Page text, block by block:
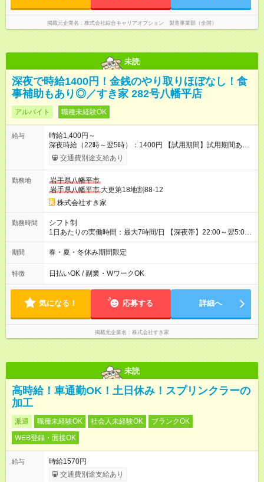
掲載元企業名 株式会社綜合キャリアオプション 製造事業部（全国）
未読
深夜で時給1400円！金銭のやり取りほぼなし！食
事補助もあり◎／すき家 282号八幡平店
アルバイト 職種未経験OK
給与
時給1,400円～
深夜時給（22時～翌5時）：1400円 【試用期間】試用期間あり
試用期間の長さ：1ヶ月 雇用形態、給与は本採用時と同じです。
試用期間の実態は30日（※条件変更なし）ですが、切り上げで
同時給）
交通費別途支給あり
勤務地
岩手県八幡平市
岩手県八幡平市 大更第18地割88-12
株式会社すき家
勤務時間
シフト制
1日あたりの実働時間：最大7時間/日 【深夜帯】22:00～翌5:00
週2日～・1日2h～OK◎ ※22:00から翌5:00までは18歳以上の方
のみ勤務可能です（18歳未満の深夜業務禁止のため） ★深夜で
す。 必ず、2名以上での勤務を行いますので、安心して働けま
す。
期間 春・夏・冬休み期間限定
特徴 日払いOK / 副業・WワークOK
気になる！ 応募する 詳細へ
掲載元企業名 株式会社すき家
未読
高時給！車通勤OK！土日休み！スプリンクラーの
加工
派遣 職種未経験OK 社会人未経験OK
ブランクOK
WEB登録・面接OK
給与
時給1570円
交通費別途支給あり